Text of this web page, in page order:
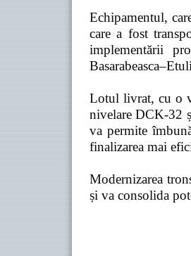
Echipamentul,
care a fost
implementării
Lotul livrat, cu o
nivelare DCK-32
va permite
finalizarea mai
Modernizarea
și va consolida